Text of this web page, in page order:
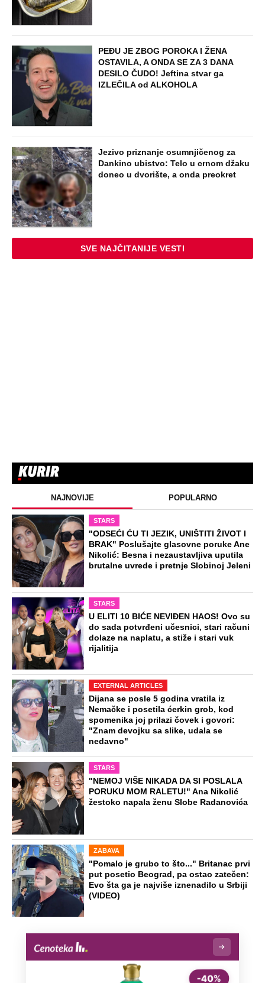
PEĐU JE ZBOG POROKA I ŽENA
OSTAVILA, A ONDA SE ZA 3 DANA
DESILO ČUDO! Jeftina stvar ga
IZLEČILA od ALKOHOLA
Jezivo priznanje osumnjičenog za
Dankino ubistvo: Telo u crnom džaku
doneo u dvorište, a onda preokret
SVE NAJČITANIJE VESTI
NAJNOVIJE POPULARNO
STARS
"ODSEĆI ĆU TI JEZIK, UNIŠTITI ŽIVOT I
BRAK" Poslušajte glasovne poruke Ane
Nikolić: Besna i nezaustavljiva uputila
brutalne uvrede i pretnje Slobinoj Jeleni
STARS
U ELITI 10 BIĆE NEVIĐEN HAOS! Ovo su
do sada potvrđeni učesnici, stari računi
dolaze na naplatu, a stiže i stari vuk
rijalitija
EXTERNAL ARTICLES
Dijana se posle 5 godina vratila iz
Nemačke i posetila ćerkin grob, kod
spomenika joj prilazi čovek i govori:
"Znam devojku sa slike, udala se
nedavno"
STARS
"NEMOJ VIŠE NIKADA DA SI POSLALA
PORUKU MOM RALETU!" Ana Nikolić
žestoko napala ženu Slobe Radanovića
ZABAVA
"Pomalo je grubo to što..." Britanac prvi
put posetio Beograd, pa ostao zatečen:
Evo šta ga je najviše iznenadilo u Srbiji
(VIDEO)